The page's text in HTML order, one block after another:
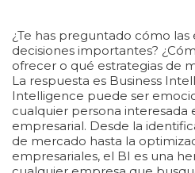
¿Te has preguntado cómo
decisiones importantes?
ofrecer o qué estrategias de
La respuesta es Business
Intelligence puede ser
cualquier persona interesada
empresarial. Desde la
de mercado hasta la
empresariales, el BI es una